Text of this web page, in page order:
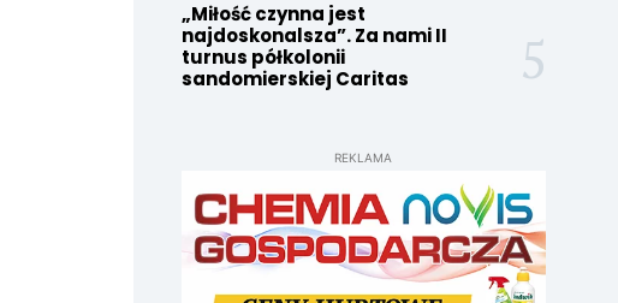
„Miłość czynna jest
najdoskonalsza”. Za nami II
turnus półkolonii
sandomierskiej Caritas
REKLAMA